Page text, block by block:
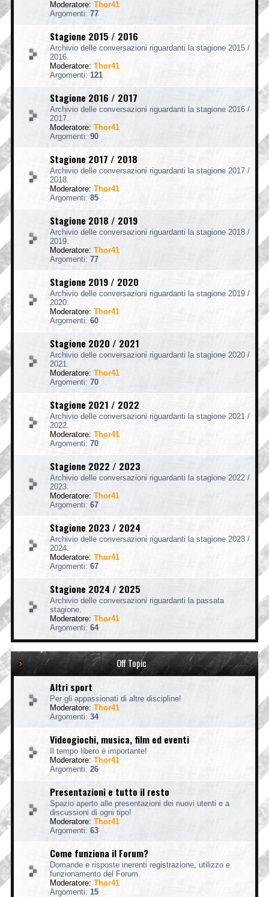
Moderatore: Thor41
Argomenti: 77
Stagione 2015 / 2016
Archivio delle conversazioni riguardanti la stagione 2015 /
2016.
Moderatore: Thor41
Argomenti: 121
Stagione 2016 / 2017
Archivio delle conversazioni riguardanti la stagione 2016 /
2017.
Moderatore: Thor41
Argomenti: 90
Stagione 2017 / 2018
Archivio delle conversazioni riguardanti la stagione 2017 /
2018.
Moderatore: Thor41
Argomenti: 85
Stagione 2018 / 2019
Archivio delle conversazioni riguardanti la stagione 2018 /
2019.
Moderatore: Thor41
Argomenti: 77
Stagione 2019 / 2020
Archivio delle conversazioni riguardanti la stagione 2019 /
2020.
Moderatore: Thor41
Argomenti: 60
Stagione 2020 / 2021
Archivio delle conversazioni riguardanti la stagione 2020 /
2021.
Moderatore: Thor41
Argomenti: 70
Stagione 2021 / 2022
Archivio delle conversazioni riguardanti la stagione 2021 /
2022.
Moderatore: Thor41
Argomenti: 70
Stagione 2022 / 2023
Archivio delle conversazioni riguardanti la stagione 2022 /
2023.
Moderatore: Thor41
Argomenti: 67
Stagione 2023 / 2024
Archivio delle conversazioni riguardanti la stagione 2023 /
2024.
Moderatore: Thor41
Argomenti: 67
Stagione 2024 / 2025
Archivio delle conversazioni riguardanti la passata
stagione.
Moderatore: Thor41
Argomenti: 64
Off Topic
Altri sport
Per gli appassionati di altre discipline!
Moderatore: Thor41
Argomenti: 34
Videogiochi, musica, film ed eventi
Il tempo libero è importante!
Moderatore: Thor41
Argomenti: 26
Presentazioni e tutto il resto
Spazio aperto alle presentazioni dei nuovi utenti e a
discussioni di ogni tipo!
Moderatore: Thor41
Argomenti: 63
Come funziona il Forum?
Domande e risposte inerenti registrazione, utilizzo e
funzionamento del Forum.
Moderatore: Thor41
Argomenti: 15